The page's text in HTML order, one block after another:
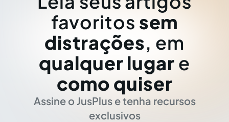
favoritos sem
distrações, em
qualquer lugar e
como quiser
Assine o JusPlus e tenha recursos
exclusivos